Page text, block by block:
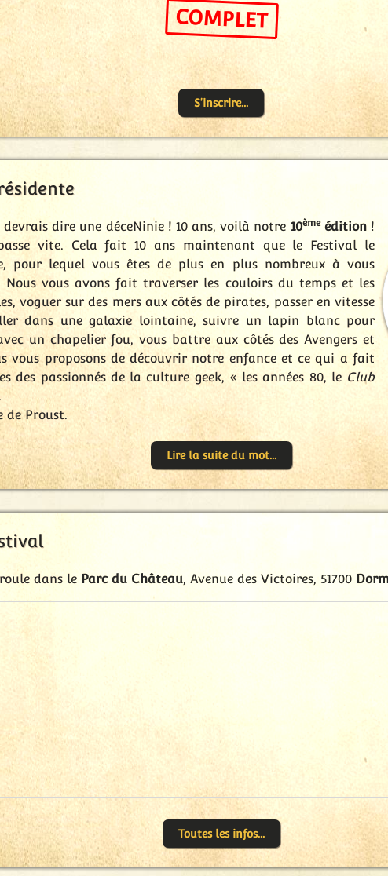
COMPLET
S'inscrire...
devrais dire une déceNinie ! 10 ans, voilà notre 10èmeédition!
vite. Cela fait 10 ans maintenant que le Festival le
pour lequel vous êtes de plus en plus nombreux à vous
Nous vous avons fait traverser les couloirs du temps et les
voguer sur des mers aux côtés de pirates, passer en vitesse
dans une galaxie lointaine, suivre un lapin blanc pour
un chapelier fou, vous battre aux côtés des Avengers et
vous proposons de découvrir notre enfance et ce qui a fait
des passionnés de la culture geek, « les années 80, le Club
de Proust.
Lire la suite du mot...
dans le Parc du Château, Avenue des Victoires, 51700
Toutes les infos...